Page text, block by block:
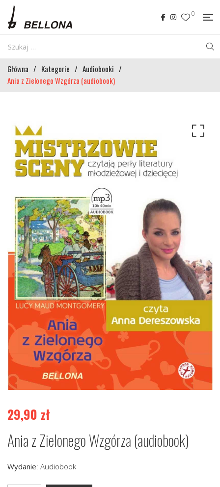
0
Główna / Kategorie / Audiobooki /
Ania z Zielonego Wzgórza (audiobook)
29,90 zł
Ania z Zielonego Wzgórza (audiobook)
Wydanie: Audiobook